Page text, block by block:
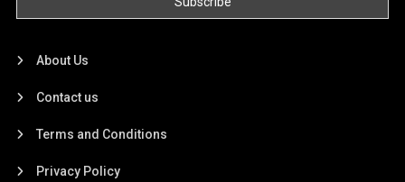
About Us
Contact us
Terms and Conditions
Privacy Policy